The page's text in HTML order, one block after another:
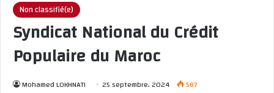
Non classifié(e)
Syndicat National du Crédit
Populaire du Maroc
Mohamed LOKHNATI 25 septembre، 2024
587